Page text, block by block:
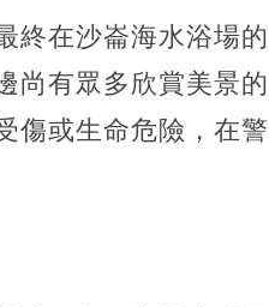
終在沙崙海水浴場的
尚有眾多欣賞美景的
傷或生命危險，在警